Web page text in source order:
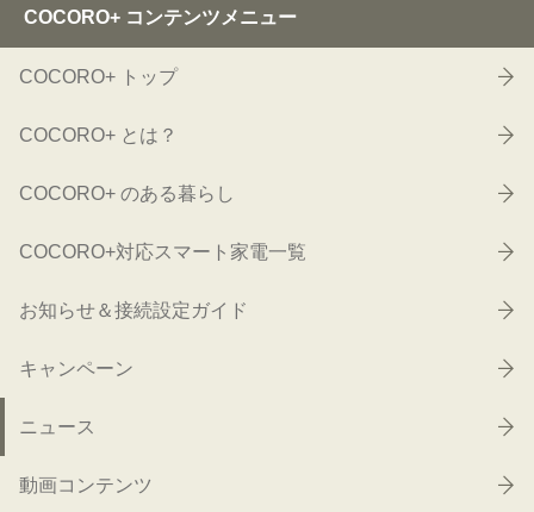
COCORO+ コンテンツメニュー
COCORO+ トップ
COCORO+ とは？
COCORO+ のある暮らし
COCORO+対応スマート家電一覧
お知らせ＆接続設定ガイド
キャンペーン
ニュース
動画コンテンツ